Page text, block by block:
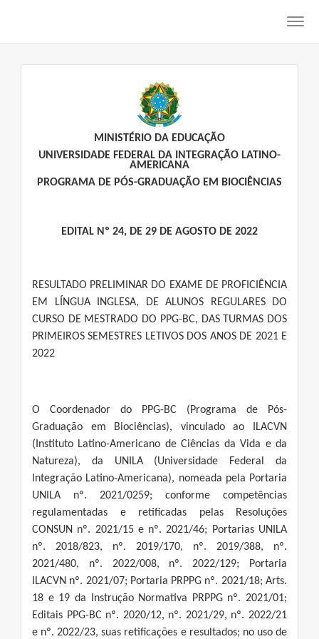
MINISTÉRIO DA EDUCAÇÃO
UNIVERSIDADE FEDERAL DA INTEGRAÇÃO LATINO-
AMERICANA
PROGRAMA DE PÓS-GRADUAÇÃO EM BIOCIÊNCIAS
EDITAL Nº 24, DE 29 DE AGOSTO DE 2022
RESULTADO PRELIMINAR DO EXAME DE PROFICIÊNCIA
EM LÍNGUA INGLESA, DE ALUNOS REGULARES DO
CURSO DE MESTRADO DO PPG-BC, DAS TURMAS DOS
PRIMEIROS SEMESTRES LETIVOS DOS ANOS DE 2021 E
2022
O Coordenador do PPG-BC (Programa de Pós-
Graduação em Biociências), vinculado ao ILACVN
(Instituto Latino-Americano de Ciências da Vida e da
Natureza), da UNILA (Universidade Federal da
Integração Latino-Americana), nomeada pela Portaria
UNILA nº. 2021/0259; conforme competências
regulamentadas e retificadas pelas Resoluções
CONSUN nº. 2021/15 e nº. 2021/46; Portarias UNILA
nº. 2018/823, nº. 2019/170, nº. 2019/388, nº.
2021/480, nº. 2022/008, nº. 2022/129; Portaria
ILACVN nº. 2021/07; Portaria PRPPG nº. 2021/18; Arts.
18 e 19 da Instrução Normativa PRPPG nº. 2021/01;
Editais PPG-BC nº. 2020/12, nº. 2021/29, nº. 2022/21
e nº. 2022/23, suas retificações e resultados; no uso de